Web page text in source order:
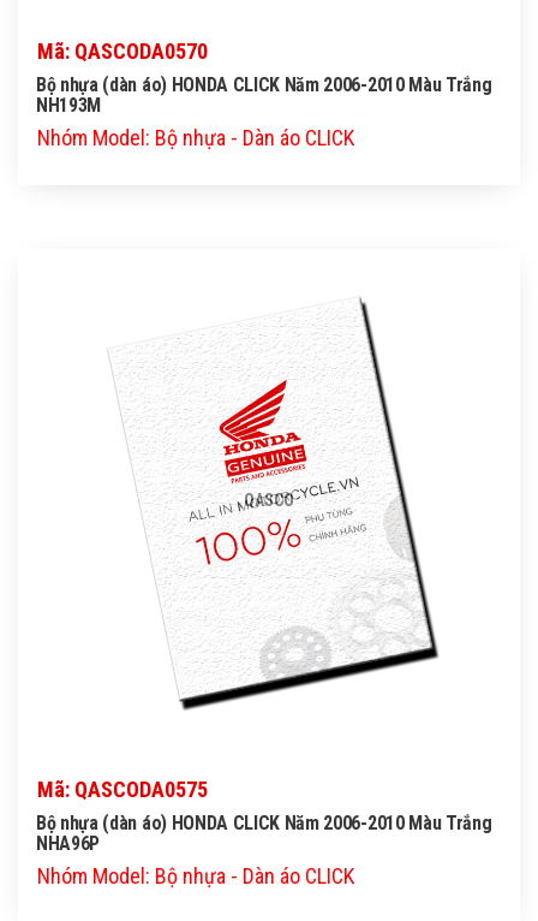
Mã: QASCODA0570
Bộ nhựa (dàn áo) HONDA CLICK Năm 2006-2010 Màu Trắng
NH193M
Nhóm Model: Bộ nhựa - Dàn áo CLICK
QASCO
Mã: QASCODA0575
Bộ nhựa (dàn áo) HONDA CLICK Năm 2006-2010 Màu Trắng
NHA96P
Nhóm Model: Bộ nhựa - Dàn áo CLICK